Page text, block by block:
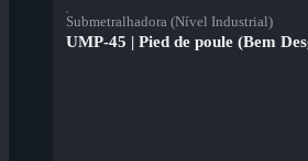
Submetralhadora (Nível Industrial)
UMP-45 | Pied de poule (Bem